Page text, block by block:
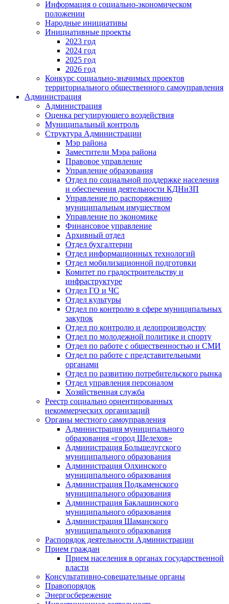
Информация о социально-экономическом
положении
Народные инициативы
Инициативные проекты
2023 год
2024 год
2025 год
2026 год
Конкурс социально-значимых проектов
территориального общественного самоуправления
Администрация
Администрация
Оценка регулирующего воздействия
Муниципальный контроль
Структура Администрации
Мэр района
Заместители Мэра района
Правовое управление
Управление образования
Отдел по социальной поддержке населения
и обеспечения деятельности КДНиЗП
Управление по распоряжению
муниципальным имуществом
Управление по экономике
Финансовое управление
Архивный отдел
Отдел бухгалтерии
Отдел информационных технологий
Отдел мобилизационной подготовки
Комитет по градостроительству и
инфраструктуре
Отдел ГО и ЧС
Отдел культуры
Отдел по контролю в сфере муниципальных
закупок
Отдел по контролю и делопроизводству
Отдел по молодежной политике и спорту
Отдел по работе с общественностью и СМИ
Отдел по работе с представительными
органами
Отдел по развитию потребительского рынка
Отдел управления персоналом
Хозяйственная служба
Реестр социально ориентированных
некоммерческих организаций
Органы местного самоуправления
Администрация муниципального
образования «город Шелехов»
Администрация Большелугского
муниципального образования
Администрация Олхинского
муниципального образования
Администрация Подкаменского
муниципального образования
Администрация Баклашинского
муниципального образования
Администрация Шаманского
муниципального образования
Распорядок деятельности Администрации
Прием граждан
Прием населения в органах государственной
власти
Консультативно-совещательные органы
Правопорядок
Энергосбережение